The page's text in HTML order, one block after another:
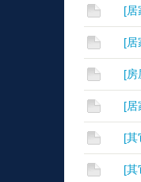
[居
[居
[房
[居
[其
[其